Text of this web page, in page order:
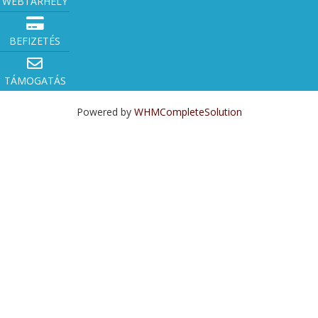
BEFIZETÉS
TÁMOGATÁS
Powered by WHMCompleteSolution